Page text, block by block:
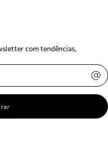
com tendências,